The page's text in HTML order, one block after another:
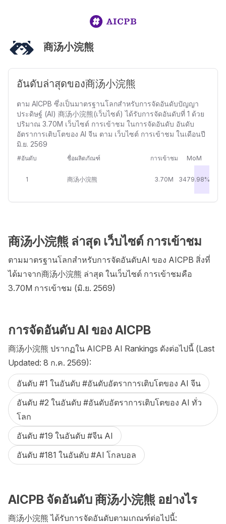
商汤小浣熊
อันดับล่าสุดของ商汤小浣熊
ตาม AICPB ซึ่งเป็นมาตรฐานโลกสำหรับการจัดอันดับปัญญา
ประดิษฐ์ (AI) 商汤小浣熊(เว็บไซต์) ได้รับการจัดอันดับที่ 1 ด้วย
ปริมาณ 3.70M เว็บไซต์ การเข้าชม ในการจัดอันดับ อันดับ
อัตราการเติบโตของ AI จีน ตาม เว็บไซต์ การเข้าชม ในเดือนปี
มิ.ย. 2569
#อันดับ ชื่อผลิตภัณฑ์ การเข้าชม MoM
1 商汤小浣熊 3.70M 3479.98%
商汤小浣熊 ล่าสุด เว็บไซต์ การเข้าชม
ตามมาตรฐานโลกสำหรับการจัดอันดับAI ของ AICPB สิ่งที่
ได้มาจาก商汤小浣熊 ล่าสุด ในเว็บไซต์ การเข้าชมคือ
3.70M การเข้าชม (มิ.ย. 2569)
การจัดอันดับ AI ของ AICPB
商汤小浣熊 ปรากฏใน AICPB AI Rankings ดังต่อไปนี้ (Last
Updated: 8 ก.ค. 2569):
อันดับ #1 ในอันดับ #อันดับอัตราการเติบโตของ AI จีน
อันดับ #2 ในอันดับ #อันดับอัตราการเติบโตของ AI ทั่ว
โลก
อันดับ #19 ในอันดับ #จีน AI
อันดับ #181 ในอันดับ #AI โกลบอล
AICPB จัดอันดับ 商汤小浣熊 อย่างไร
商汤小浣熊 ได้รับการจัดอันดับตามเกณฑ์ต่อไปนี้: